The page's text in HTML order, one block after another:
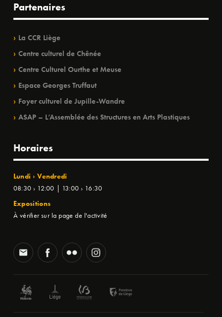
Partenaires
La CCR Liège
Centre culturel de Chênée
Centre Culturel Ourthe et Meuse
Espace Georges Truffaut
Foyer culturel de Jupille-Wandre
ASAP – L’Assemblée des Structures en Arts Plastiques
Horaires
Lundi › Vendredi
08:30 › 12:00 | 13:00 › 16:30
Expositions
À vérifier sur la page de l'activité